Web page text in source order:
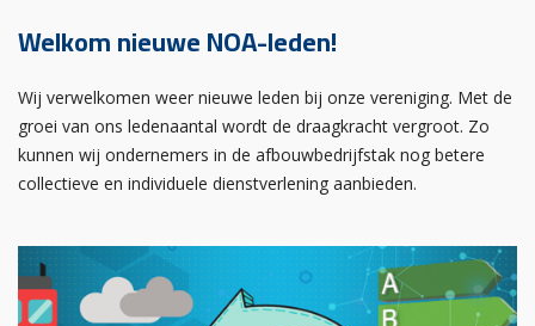
Welkom nieuwe NOA-leden!
Wij verwelkomen weer nieuwe leden bij onze vereniging. Met de
groei van ons ledenaantal wordt de draagkracht vergroot. Zo
kunnen wij ondernemers in de afbouwbedrijfstak nog betere
collectieve en individuele dienstverlening aanbieden.